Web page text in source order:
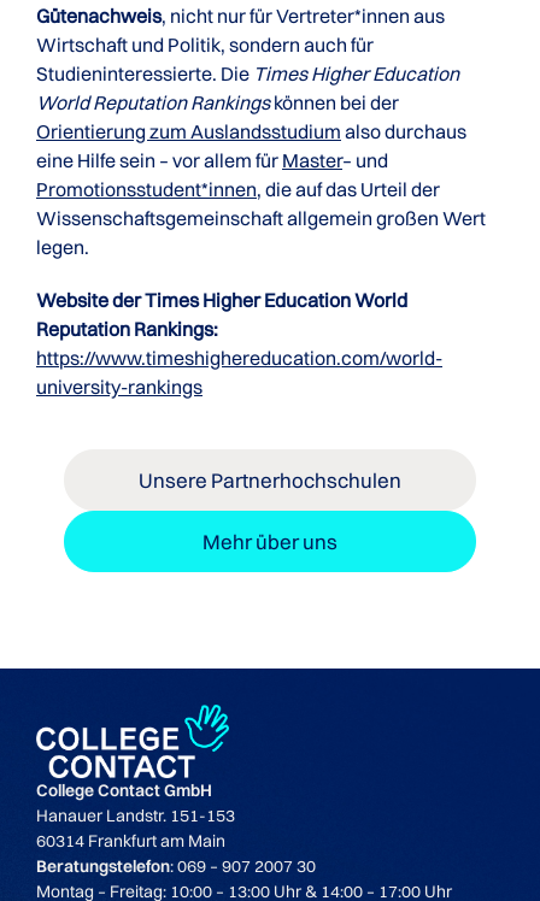
Gütenachweis, nicht nur für Vertreter*innen aus
Wirtschaft und Politik, sondern auch für
Studieninteressierte. Die Times Higher Education
World Reputation Rankingskönnen bei der
Orientierung zum Auslandsstudium also durchaus
eine Hilfe sein – vor allem für Master– und
Promotionsstudent*innen, die auf das Urteil der
Wissenschaftsgemeinschaft allgemein großen Wert
legen.
Website der Times Higher Education World
Reputation Rankings:
https://www.timeshighereducation.com/world-
university-rankings
Unsere Partnerhochschulen
Mehr über uns
College Contact GmbH
Hanauer Landstr. 151-153
60314 Frankfurt am Main
Beratungstelefon: 069 – 907 2007 30
Montag – Freitag: 10:00 – 13:00 Uhr & 14:00 – 17:00 Uhr